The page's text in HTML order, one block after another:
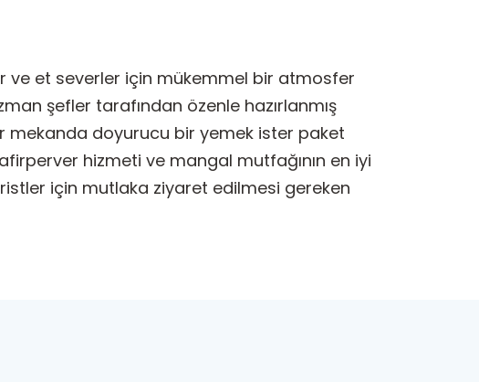
ve et severler için mükemmel bir atmosfer
şefler tarafından özenle hazırlanmış
mekanda doyurucu bir yemek ister paket
hizmeti ve mangal mutfağının en iyi
için mutlaka ziyaret edilmesi gereken